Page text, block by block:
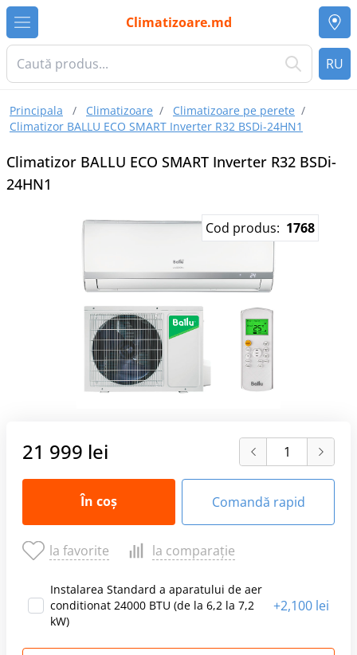
Climatizoare.md
RU
Principala / Climatizoare / Climatizoare pe perete /
Climatizor BALLU ECO SMART Inverter R32 BSDi-24HN1
Climatizor BALLU ECO SMART Inverter R32 BSDi-
24HN1
Cod produs: 1768
21 999 lei
În coș Comandă rapid
la favorite la comparație
Instalarea Standard a aparatului de aer
conditionat 24000 BTU (de la 6,2 la 7,2
kW)
+2,100 lei